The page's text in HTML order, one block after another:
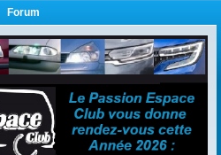
Forum